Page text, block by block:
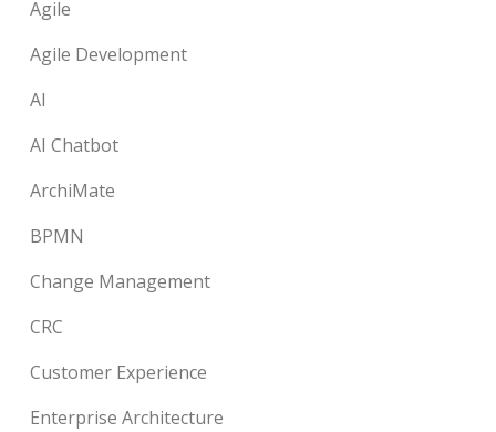
Agile
Agile Development
AI
AI Chatbot
ArchiMate
BPMN
Change Management
CRC
Customer Experience
Enterprise Architecture